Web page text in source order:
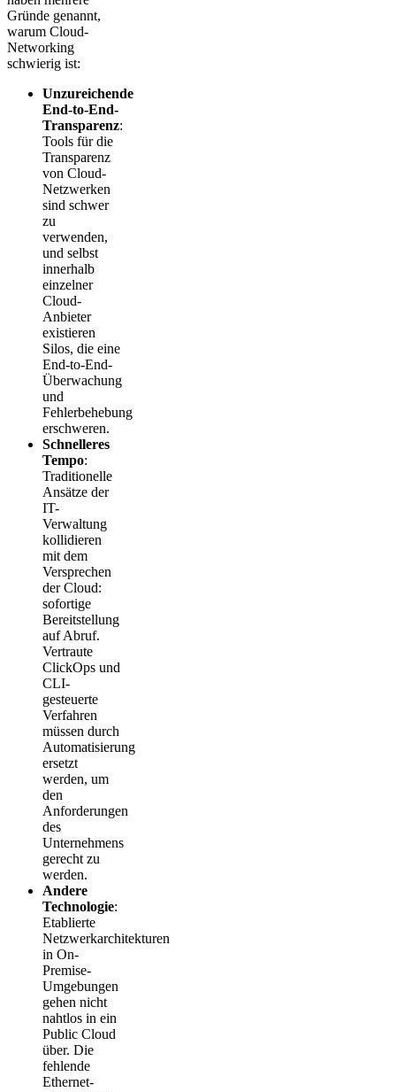
Gründe genannt,
warum Cloud-
Networking
schwierig ist:
Unzureichende
End-to-End-
Transparenz:
Tools für die
Transparenz
von Cloud-
Netzwerken
sind schwer
zu
verwenden,
und selbst
innerhalb
einzelner
Cloud-
Anbieter
existieren
Silos, die eine
End-to-End-
Überwachung
und
Fehlerbehebung
erschweren.
Schnelleres
Tempo:
Traditionelle
Ansätze der
IT-
Verwaltung
kollidieren
mit dem
Versprechen
der Cloud:
sofortige
Bereitstellung
auf Abruf.
Vertraute
ClickOps und
CLI-
gesteuerte
Verfahren
müssen durch
Automatisierung
ersetzt
werden, um
den
Anforderungen
des
Unternehmens
gerecht zu
werden.
Andere
Technologie:
Etablierte
Netzwerkarchitekturen
in On-
Premise-
Umgebungen
gehen nicht
nahtlos in ein
Public Cloud
über. Die
fehlende
Ethernet-